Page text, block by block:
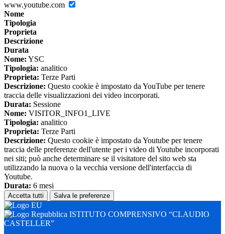
www.youtube.com
Nome
Tipologia
Proprieta
Descrizione
Durata
Nome: YSC
Tipologia: analitico
Proprieta: Terze Parti
Descrizione: Questo cookie è impostato da YouTube per tenere
traccia delle visualizzazioni dei video incorporati.
Durata: Sessione
Nome: VISITOR_INFO1_LIVE
Tipologia: analitico
Proprieta: Terze Parti
Descrizione: Questo cookie è impostato da Youtube per tenere
traccia delle preferenze dell'utente per i video di Youtube incorporati
nei siti; può anche determinare se il visitatore del sito web sta
utilizzando la nuova o la vecchia versione dell'interfaccia di
Youtube.
Durata: 6 mesi
Accetta tutti Salva le preferenze
ISTITUTO COMPRENSIVO “CLAUDIO
CASTELLER”